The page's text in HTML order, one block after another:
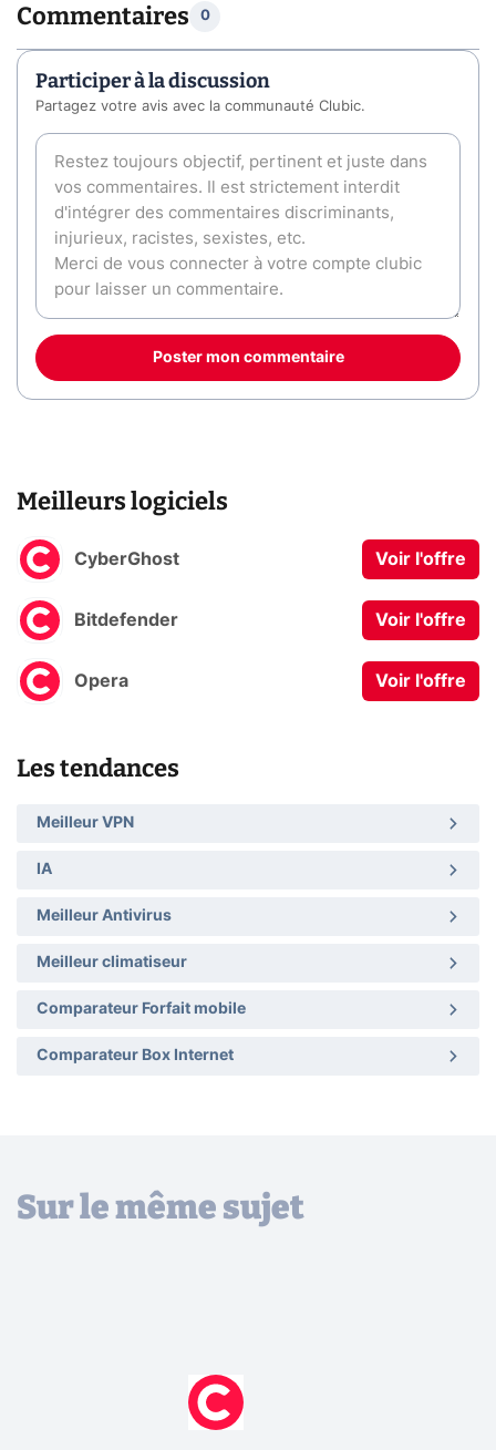
Commentaires 0
Participer à la discussion
Partagez votre avis avec la communauté Clubic.
Poster mon commentaire
Meilleurs logiciels
CyberGhost Voir l'offre
Bitdefender Voir l'offre
Opera Voir l'offre
Les tendances
Meilleur VPN
IA
Meilleur Antivirus
Meilleur climatiseur
Comparateur Forfait mobile
Comparateur Box Internet
Sur le même sujet